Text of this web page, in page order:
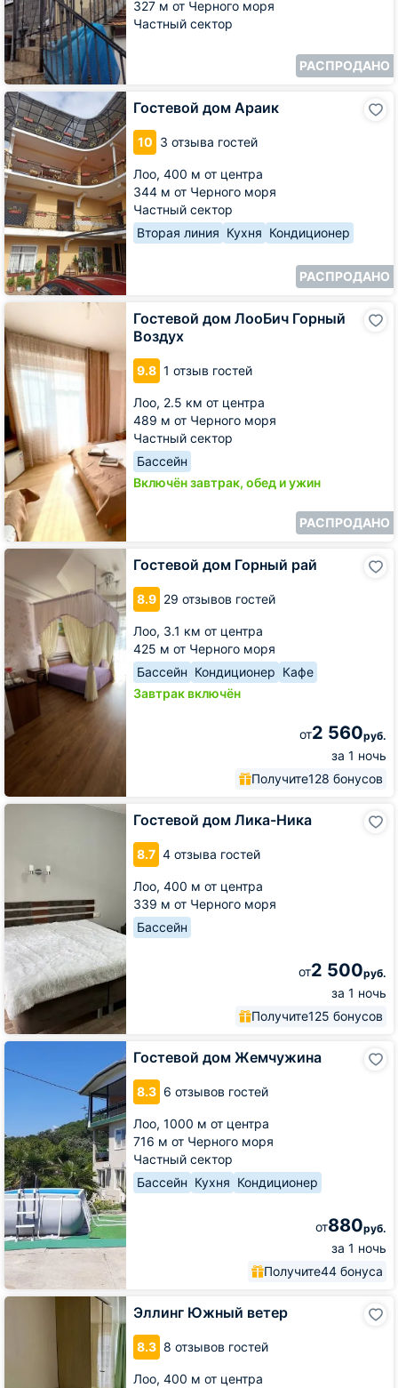
327 м от Черного моря
Частный сектор
РАСПРОДАНО
Гостевой дом Араик
10 3 отзыва гостей
Лоо, 400 м от центра
344 м от Черного моря
Частный сектор
Вторая линия Кухня Кондиционер
РАСПРОДАНО
Гостевой
дом
Араик
Гостевой дом ЛооБич Горный
Воздух
9.8 1 отзыв гостей
Лоо, 2.5 км от центра
489 м от Черного моря
Частный сектор
Бассейн
Включён завтрак, обед и ужин
РАСПРОДАНО
Гостевой
дом
ЛооБич
Горный
Воздух
Гостевой дом Горный рай
8.9 29 отзывов гостей
Лоо, 3.1 км от центра
425 м от Черного моря
Бассейн Кондиционер Кафе
Завтрак включён
от2 560руб.
за 1 ночь
Получите128 бонусов
Гостевой
дом
Горный
рай
Гостевой дом Лика-Ника
8.7 4 отзыва гостей
Лоо, 400 м от центра
339 м от Черного моря
Бассейн
от2 500руб.
за 1 ночь
Получите125 бонусов
Гостевой
Гостевой дом Жемчужина
8.3 6 отзывов гостей
Лоо, 1000 м от центра
716 м от Черного моря
Частный сектор
Бассейн Кухня Кондиционер
от880руб.
за 1 ночь
Получите44 бонуса
Гостевой
Жемчужина
Эллинг Южный ветер
8.3 8 отзывов гостей
Лоо, 400 м от центра
Эллинг